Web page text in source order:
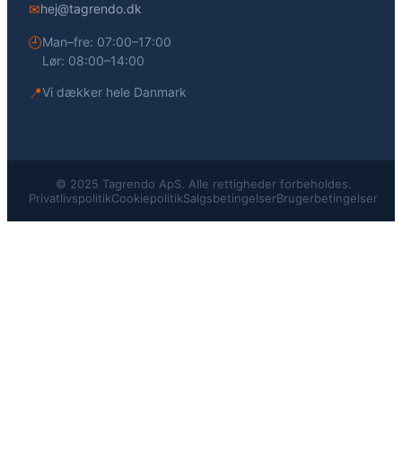
✉hej@tagrendo.dk
🕘Man–fre: 07:00–17:00
Lør: 08:00–14:00
📍Vi dækker hele Danmark
© 2025 Tagrendo ApS. Alle rettigheder forbeholdes.
PrivatlivspolitikCookiepolitikSalgsbetingelserBrugerbetingelser